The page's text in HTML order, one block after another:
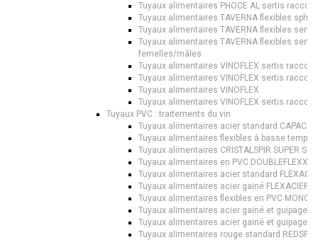
Tuyaux alimentaires PHOCE AL sertis
Tuyaux alimentaires TAVERNA flexibles sph
Tuyaux alimentaires TAVERNA flexibles
Tuyaux alimentaires TAVERNA flexibles
femelles/mâles
Tuyaux alimentaires VINOFLEX sertis
Tuyaux alimentaires VINOFLEX sertis
Tuyaux alimentaires VINOFLEX
Tuyaux alimentaires VINOFLEX sertis
Tuyaux PVC : traitements du vin
Tuyaux alimentaires acier standard
Tuyaux alimentaires flexibles à basse
Tuyaux alimentaires CRISTALSPIR SUPER
Tuyaux alimentaires en PVC DOUBLEFLEXX
Tuyaux alimentaires acier standard
Tuyaux alimentaires acier gainé FLEXACIER
Tuyaux alimentaires flexibles en PVC
Tuyaux alimentaires acier gainé et guipage
Tuyaux alimentaires acier gainé et guipage
Tuyaux alimentaires rouge standard